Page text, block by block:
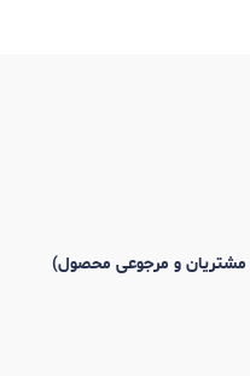
مشتریان و مرجوعی محصول)